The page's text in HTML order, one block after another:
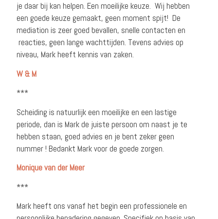
je daar bij kan helpen. Een moeilijke keuze. Wij hebben
een goede keuze gemaakt, geen moment spijt! De
mediation is zeer goed bevallen, snelle contacten en
reacties, geen lange wachttijden. Tevens advies op
niveau, Mark heeft kennis van zaken.
W & M
***
Scheiding is natuurlijk een moeilijke en een lastige
periode, dan is Mark de juiste persoon om naast je te
hebben staan, goed advies en je bent zeker geen
nummer ! Bedankt Mark voor de goede zorgen.
Monique van der Meer
***
Mark heeft ons vanaf het begin een professionele en